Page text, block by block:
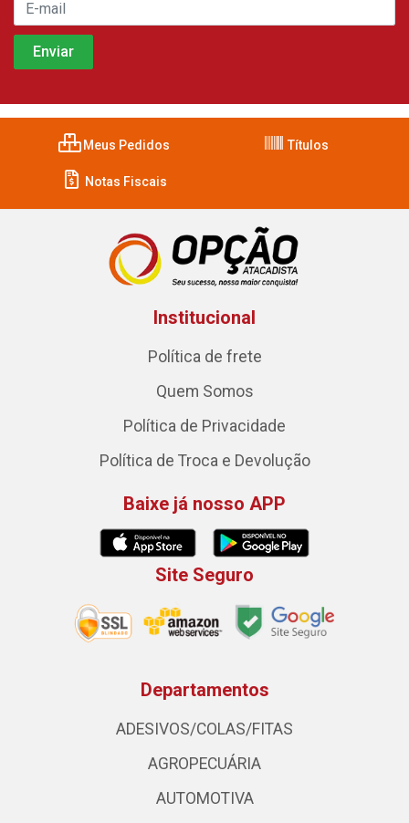
Meus Pedidos Títulos
Notas Fiscais
Institucional
Política de frete
Quem Somos
Política de Privacidade
Política de Troca e Devolução
Baixe já nosso APP
Site Seguro
Departamentos
ADESIVOS/COLAS/FITAS
AGROPECUÁRIA
AUTOMOTIVA